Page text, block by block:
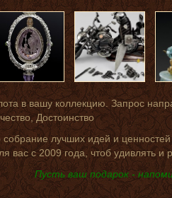
в вашу коллекцию. Запрос
Достоинство
собрание лучших идей и
вас с 2009 года, чтоб удивлять и
Пусть ваш подарок -